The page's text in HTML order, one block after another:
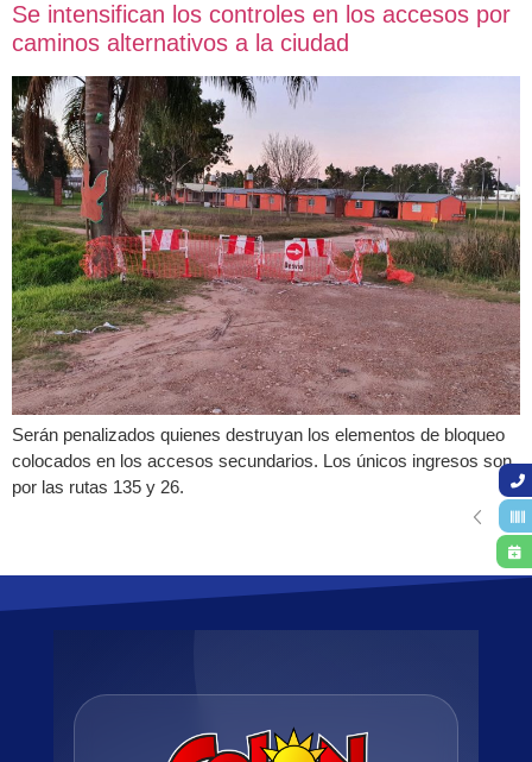
Se intensifican los controles en los accesos por
caminos alternativos a la ciudad
Serán penalizados quienes destruyan los elementos de bloqueo
colocados en los accesos secundarios. Los únicos ingresos son
por las rutas 135 y 26.